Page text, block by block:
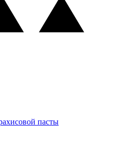
пасты